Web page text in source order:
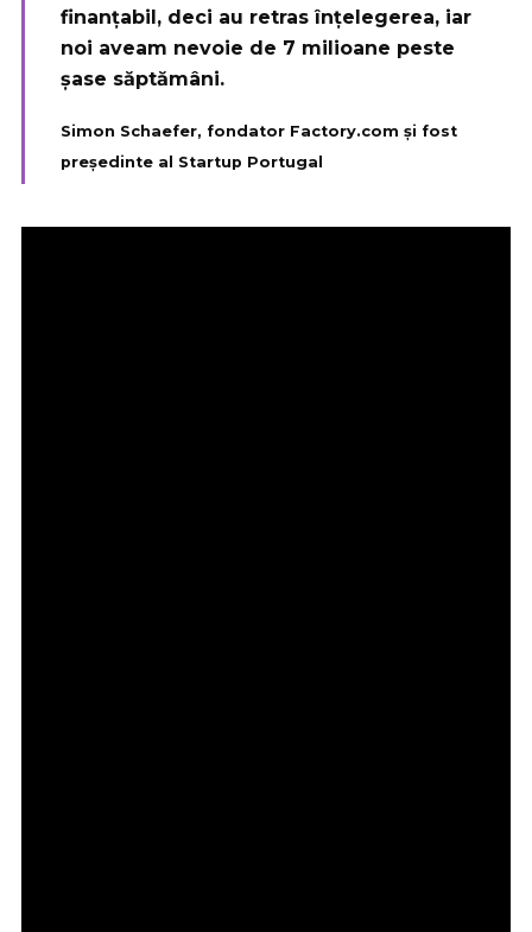
finanțabil, deci au retras înțelegerea, iar
noi aveam nevoie de 7 milioane peste
șase săptămâni.
Simon Schaefer, fondator Factory.com și fost
președinte al Startup Portugal